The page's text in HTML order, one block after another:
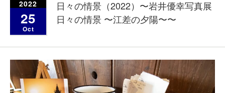
2022
25
Oct
日々の情景（2022）〜岩井優幸写真展
日々の情景 〜江差の夕陽〜〜